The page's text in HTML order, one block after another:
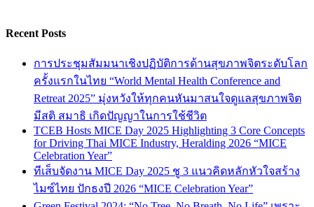
Recent Posts
การประชุมสัมมนาเชิงปฏิบัติการด้านสุขภาพจิตระดับโลก
ครั้งแรกในไทย “World Mental Health Conference and
Retreat 2025” มุ่งหวังให้ทุกคนหันมาสนใจดูแลสุขภาพจิต
มีสติ สมาธิ เกิดปัญญาในการใช้ชีวิต
TCEB Hosts MICE Day 2025 Highlighting 3 Core Concepts
for Driving Thai MICE Industry, Heralding 2026 “MICE
Celebration Year”
ทีเส็บจัดงาน MICE Day 2025 ชู 3 แนวคิดหลักหัวใจสร้าง
ไมซ์ไทย ปักธงปี 2026 “MICE Celebration Year”